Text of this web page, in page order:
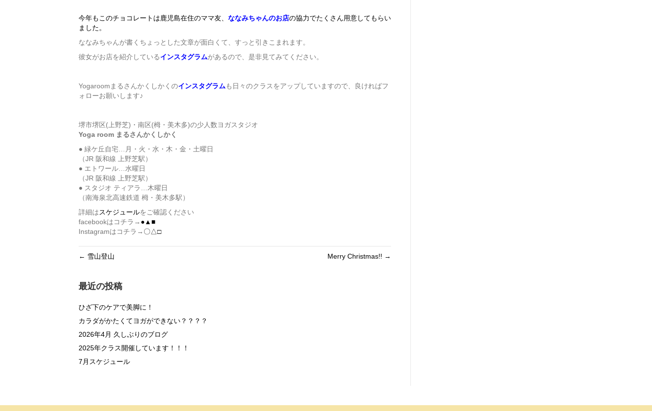
今年もこのチョコレートは鹿児島在住のママ友、 ななみちゃんのお店の協力でたくさん用意してもらい
ました。
ななみちゃんが書くちょっとした文章が面白くて、すっと引きこまれます。
彼女がお店を紹介しているインスタグラムがあるので、是非見てみてください。
Yogaroomまるさんかくしかくのインスタグラムも日々のクラスをアップしていますので、良ければフ
ォローお願いします♪
堺市堺区(上野芝)・南区(栂・美木多)の少人数ヨガスタジオ
Yoga room まるさんかくしかく
● 緑ケ丘自宅…月・火・水・木・金・土曜日
（JR 阪和線 上野芝駅）
● エトワール…水曜日
（JR 阪和線 上野芝駅）
● スタジオ ティアラ…木曜日
（南海泉北高速鉄道 栂・美木多駅）
詳細はスケジュールをご確認ください
facebookはコチラ→ ●▲■
Instagramはコチラ→ 〇△□
← 雪山登山 Merry Christmas!! →
最近の投稿
ひざ下のケアで美脚に！
カラダがかたくてヨガができない？？？？
2026年4月 久しぶりのブログ
2025年クラス開催しています！！！
7月スケジュール